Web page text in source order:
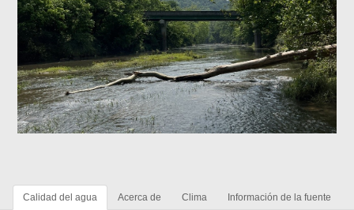
Calidad del agua Acerca de Clima Información de la fuente